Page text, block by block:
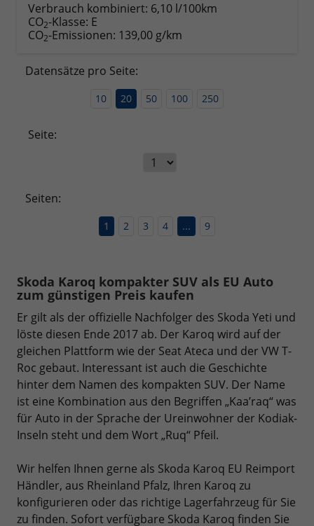
Verbrauch kombiniert: 6,10 l/100km
CO2-Klasse: E
CO2-Emissionen: 139,00 g/km
Datensätze pro Seite:
10 20 50 100 250
Seite:
Seiten:
1 2 3 4 ... 9
Skoda Karoq kompakter SUV als EU Auto
zum günstigen Preis kaufen
Er gilt als der offizielle Nachfolger des Skoda Yeti und
löste diesen Ende 2017 ab. Der Karoq wird auf der
gleichen Plattform wie der Seat Ateca und der VW T-
Roc gebaut. Interessant ist auch die Geschichte
hinter dem Namen des kompakten SUV. Der Name
ist eine Kombination aus den Begriffen „Kaa’raq“ was
für Auto in der Sprache der Ureinwohner der Kodiak-
Inseln steht und dem Wort „Ruq“ Pfeil.
Wir helfen Ihnen gerne als Skoda Karoq EU Reimport
Händler, aus Rheinland Pfalz, Ihren Karoq zu
konfigurieren oder das richtige Lagerfahrzeug für Sie
zu finden. Sofort verfügbare Skoda Karoq finden Sie